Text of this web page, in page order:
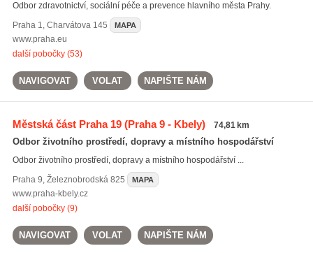
Odbor zdravotnictví, sociální péče a prevence hlavního města Prahy.
Praha 1, Charvátova 145 MAPA
www.praha.eu
další pobočky (53)
NAVIGOVAT VOLAT NAPIŠTE NÁM
Městská část Praha 19(Praha 9 - Kbely) 74,81 km
Odbor životního prostředí, dopravy a místního hospodářství
Odbor životního prostředí, dopravy a místního hospodářství ...
Praha 9, Železnobrodská 825 MAPA
www.praha-kbely.cz
další pobočky (9)
NAVIGOVAT VOLAT NAPIŠTE NÁM